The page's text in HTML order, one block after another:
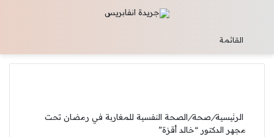
القائمة
الرئيسية/صحة/الصحة النفسية للمغاربة في رمضان تحت
مجهر الدكتور “خالد أقزة”